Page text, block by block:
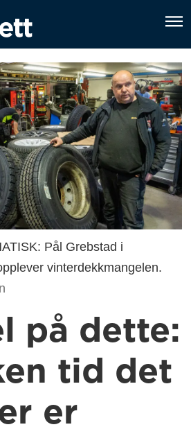
Pål Grebstad i
vinterdekkmangelen.
på dette:
tid det
er